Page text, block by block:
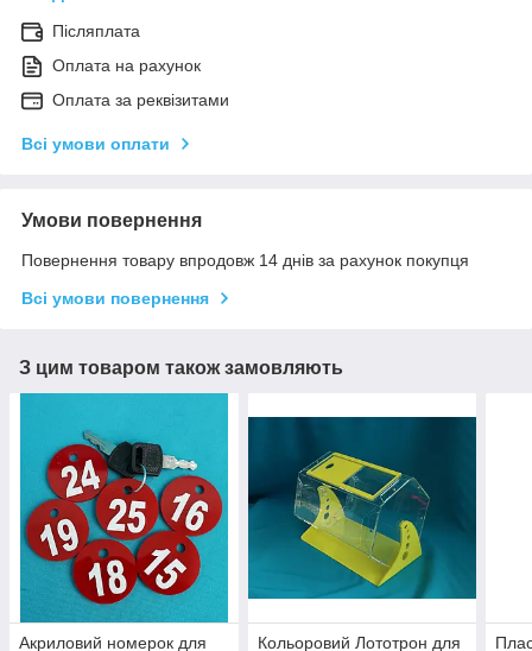
Післяплата
Оплата на рахунок
Оплата за реквізитами
Всі умови оплати
Умови повернення
Повернення товару впродовж 14 днів за рахунок покупця
Всі умови повернення
З цим товаром також замовляють
Акриловий номерок для
Кольоровий Лототрон для